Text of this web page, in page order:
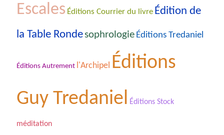
Escales Éditions Courrier du livre Édition de
la Table Ronde sophrologie Éditions Tredaniel
Éditions Autrement l'Archipel Éditions
Guy Tredaniel Éditions Stock
méditation